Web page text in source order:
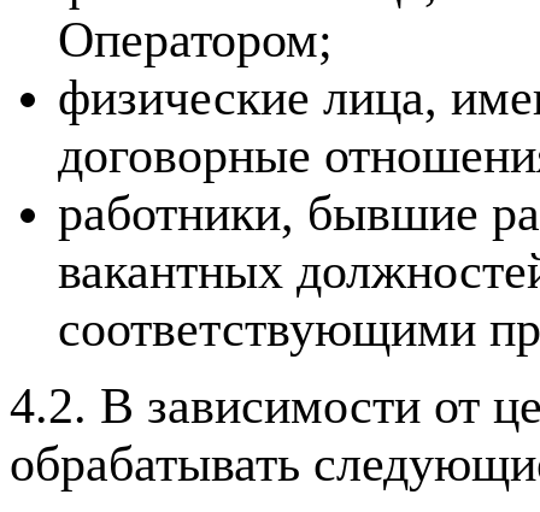
Оператором;
физические лица,
договорные
работники, бывшие
вакантных
соответствующими
4.2. В зависимости от
обрабатывать